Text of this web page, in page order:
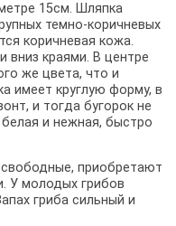
15см. Шляпка
темно-коричневых
коричневая кожа.
вниз краями. В центре
же цвета, что и
имеет круглую форму, в
и тогда бугорок не
и нежная, быстро
приобретают
У молодых грибов
гриба сильный и